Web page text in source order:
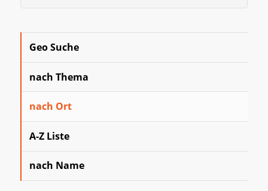
Geo Suche
nach Thema
nach Ort
A-Z Liste
nach Name